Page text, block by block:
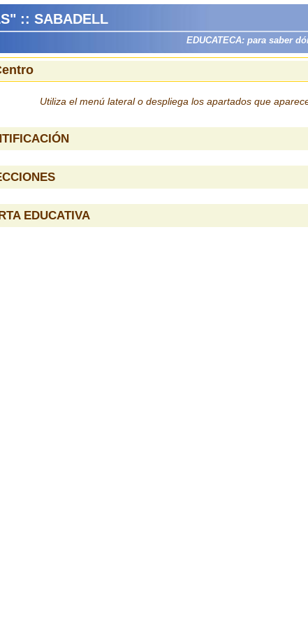
:: SABADELL
EDUCATECA: para saber
Utiliza el menú lateral o despliega los apartados que
EDUCATIVA